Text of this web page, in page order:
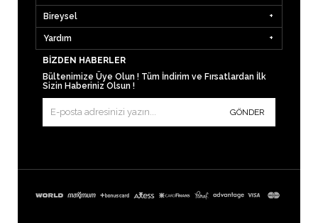
Bireysel
Yardım
BIZDEN HABERLER
Bültenimize Üye Olun ! Tüm İndirim ve Fırsatlardan İlk
Sizin Haberiniz Olsun !
GÖNDER